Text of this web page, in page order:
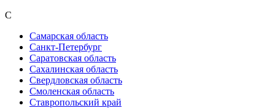
С
Самарская область
Санкт-Петербург
Саратовская область
Сахалинская область
Свердловская область
Смоленская область
Ставропольский край